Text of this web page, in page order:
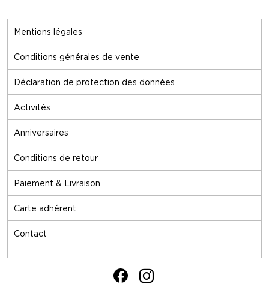
Mentions légales
Conditions générales de vente
Déclaration de protection des données
Activités
Anniversaires
Conditions de retour
Paiement & Livraison
Carte adhérent
Contact